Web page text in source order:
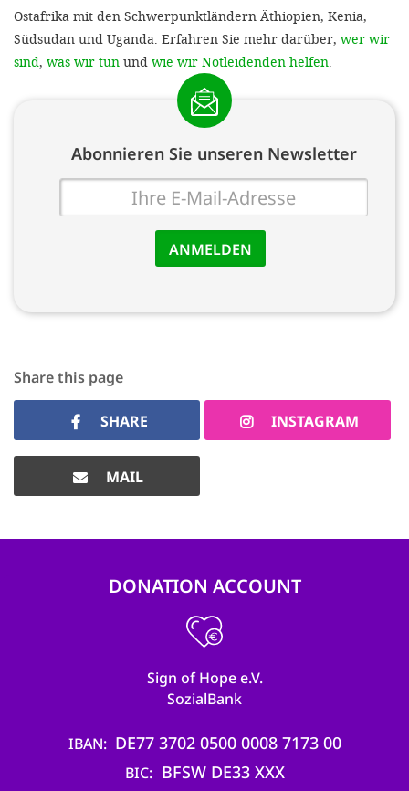
Ostafrika mit den Schwerpunktländern Äthiopien, Kenia,
Südsudan und Uganda. Erfahren Sie mehr darüber, wer wir
sind, was wir tun und wie wir Notleidenden helfen.
Abonnieren Sie unseren Newsletter
E-
Share this page
SHARE INSTAGRAM
MAIL
DONATION ACCOUNT
Sign of Hope e.V.
SozialBank
IBAN DE77 3702 0500 0008 7173 00
BIC BFSW DE33 XXX